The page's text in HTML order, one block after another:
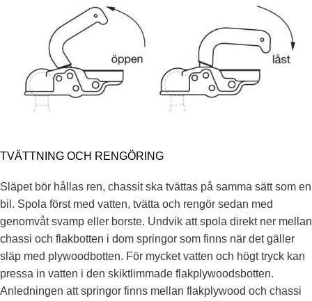
TVÄTTNING OCH RENGÖRING
Släpet bör hållas ren, chassit ska tvättas på samma sätt som en
bil. Spola först med vatten, tvätta och rengör sedan med
genomvåt svamp eller borste. Undvik att spola direkt ner mellan
chassi och flakbotten i dom springor som finns när det gäller
släp med plywoodbotten. För mycket vatten och högt tryck kan
pressa in vatten i den skiktlimmade flakplywoodsbotten.
Anledningen att springor finns mellan flakplywood och chassi